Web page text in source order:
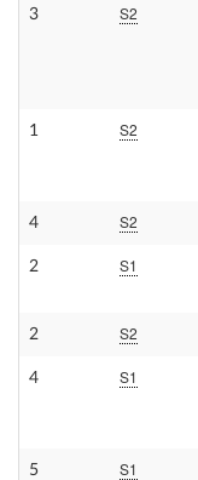
3 S2
1 S2
4 S2
2 S1
2 S2
4 S1
5 S1